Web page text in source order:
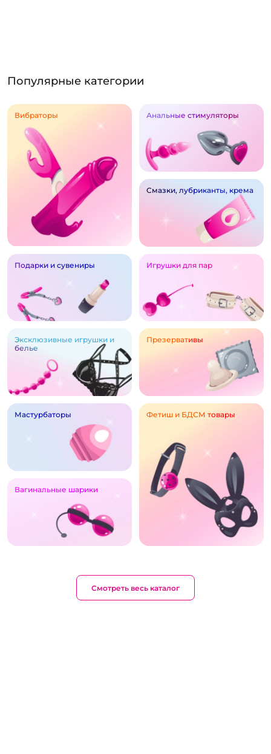
Популярные категории
Вибраторы Анальные стимуляторы
Смазки, лубриканты, крема
Подарки и сувениры Игрушки для пар
Эксклюзивные игрушки и
белье
Презервативы
Мастурбаторы
Вагинальные шарики
Фетиш и БДСМ товары
Смотреть весь каталог